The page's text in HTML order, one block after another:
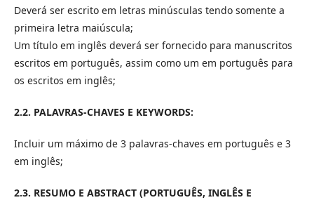
Deverá ser escrito em letras minúsculas tendo somente a
primeira letra maiúscula;
Um título em inglês deverá ser fornecido para manuscritos
escritos em português, assim como um em português para
os escritos em inglês;
2.2. PALAVRAS-CHAVES E KEYWORDS:
Incluir um máximo de 3 palavras-chaves em português e 3
em inglês;
2.3. RESUMO E ABSTRACT (PORTUGUÊS, INGLÊS E